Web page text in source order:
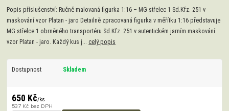
Popis příslušenství: Ručně malovaná figurka 1:16 – MG střelec 1 Sd.Kfz. 251 v
maskování vzor Platan - jaro Detailně zpracovaná figurka v měřítku 1:16 představuje
MG střelce 1 obrněného transportéru Sd.Kfz. 251 v autentickém jarním maskování
vzor Platan - jaro. Každý kus j... celý popis
Dostupnost Skladem
650 Kč/ks
537 Kč bez DPH